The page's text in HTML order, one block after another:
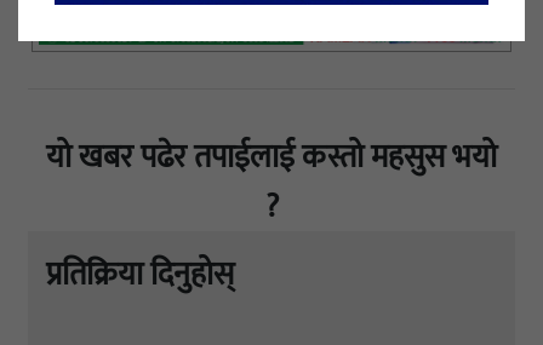
यो खबर पढेर तपाईलाई कस्तो महसुस भयो
?
प्रतिक्रिया दिनुहोस्